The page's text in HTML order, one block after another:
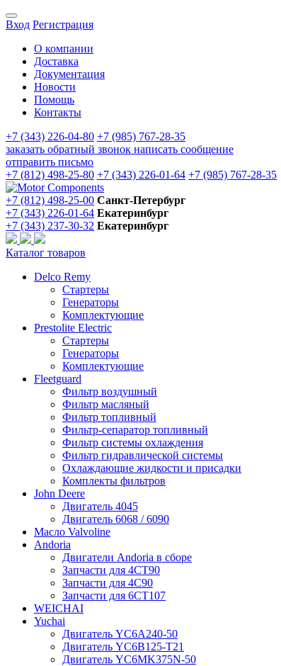
Вход Регистрация
О компании
Доставка
Документация
Новости
Помощь
Контакты
+7 (343) 226-04-80 +7 (985) 767-28-35
заказать обратный звонок написать сообщение
отправить письмо
+7 (812) 498-25-80 +7 (343) 226-01-64 +7 (985) 767-28-35
+7 (812) 498-25-00 Санкт-Петербург
+7 (343) 226-01-64 Екатеринбург
+7 (343) 237-30-32 Екатеринбург
Каталог товаров
Delco Remy
Стартеры
Генераторы
Комплектующие
Prestolite Electric
Стартеры
Генераторы
Комплектующие
Fleetguard
Фильтр воздушный
Фильтр масляный
Фильтр топливный
Фильтр-сепаратор топливный
Фильтр системы охлаждения
Фильтр гидравлической системы
Охлаждающие жидкости и присадки
Комплекты фильтров
John Deere
Двигатель 4045
Двигатель 6068 / 6090
Масло Valvoline
Andoria
Двигатели Andoria в сборе
Запчасти для 4CT90
Запчасти для 4С90
Запчасти для 6CT107
WEICHAI
Yuchai
Двигатель YC6A240-50
Двигатель YC6B125-T21
Двигатель YC6MK375N-50